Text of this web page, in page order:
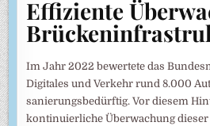
Effiziente
Im Jahr 2022 bewertete das
Digitales und Verkehr rund 8.000
sanierungsbedürftig. Vor diesem
kontinuierliche Überwachung